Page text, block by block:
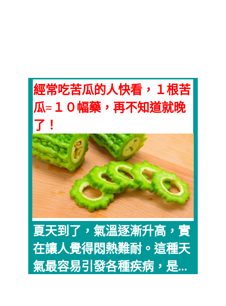
經常吃苦瓜的人快看，１根苦
瓜=１０幅藥，再不知道就晚
了！
夏天到了，氣溫逐漸升高，實
在讓人覺得悶熱難耐。這種天
氣最容易引發各種疾病，是...